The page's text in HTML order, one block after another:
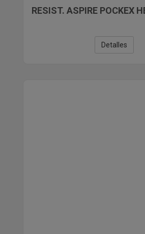
RESIST. ASPIRE POCKEX
Detalles